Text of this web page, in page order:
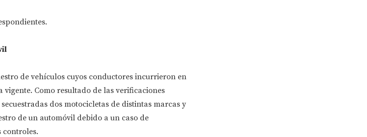
de vehículos cuyos conductores incurrieron en
Como resultado de las verificaciones
dos motocicletas de distintas marcas y
de un automóvil debido a un caso de
controles.